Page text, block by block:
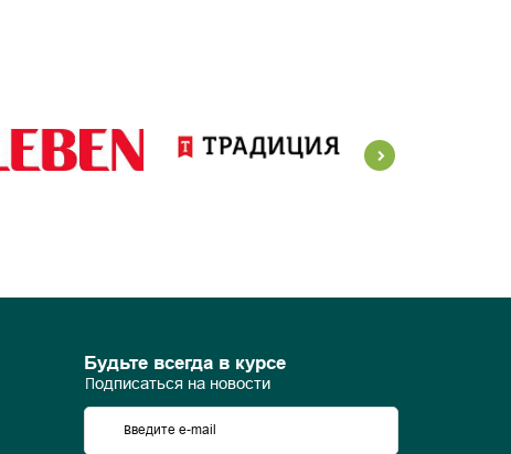
Будьте всегда в курсе
Подписаться на новости